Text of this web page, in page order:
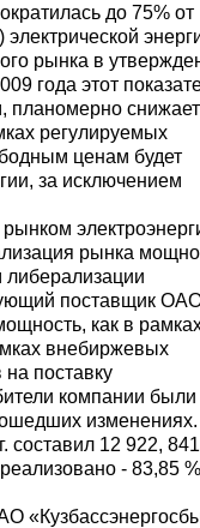
до 75% от
рынка в
года этот
планомерно
регулируемых
ценам будет
за исключением
рынка
либерализации
поставщик
как в
внебиржевых
поставку
компании были
изменениях.
составил 12 922,
- 83,85